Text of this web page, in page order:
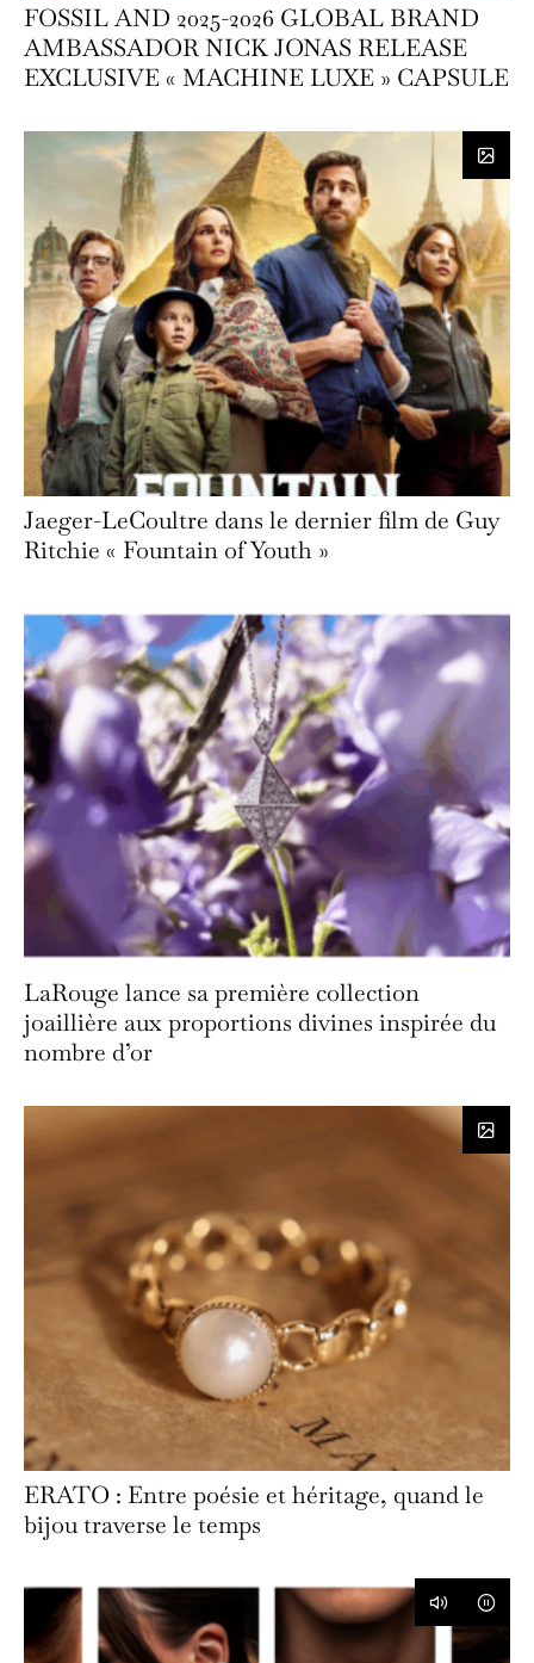
FOSSIL AND 2025-2026 GLOBAL BRAND
AMBASSADOR NICK JONAS RELEASE
EXCLUSIVE « MACHINE LUXE » CAPSULE
Jaeger-LeCoultre dans le dernier film de Guy
Ritchie « Fountain of Youth »
LaRouge lance sa première collection
joaillière aux proportions divines inspirée du
nombre d’or
ERATO : Entre poésie et héritage, quand le
bijou traverse le temps